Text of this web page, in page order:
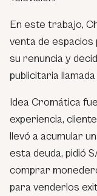
En este trabajo,
venta de espacios
su renuncia y
publicitaria
Idea Cromática
experiencia,
llevó a acumular
esta deuda, pidió
comprar
para venderlos